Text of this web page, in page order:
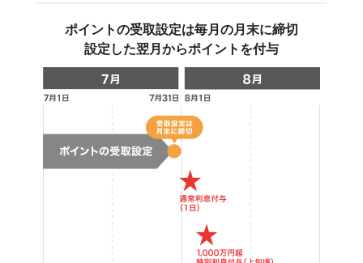
ポイントの受取設定は毎月の月末に締切
設定した翌月からポイントを付与